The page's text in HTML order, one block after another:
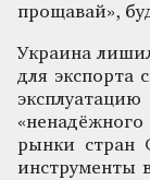
прощавай»,
Украина
для экспорта
рынки стран
инструменты